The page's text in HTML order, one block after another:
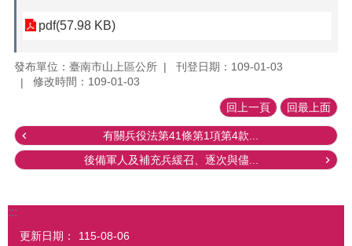
pdf(57.98 KB)
發布單位：臺南市山上區公所
刊登日期：109-01-03
修改時間：109-01-03
回上一頁 回最上面
有關兵役法第41條第1項第4款...
後備軍人及補充兵緩召、逐次與儘...
:::
更新日期： 115-08-06